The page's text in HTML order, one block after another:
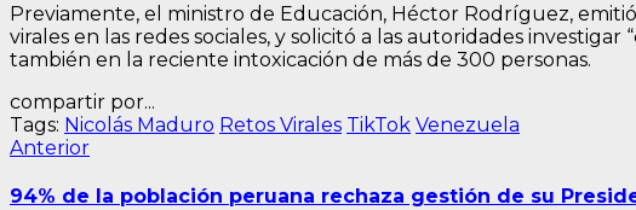
Previamente, el ministro de Educación, Héctor Rodríguez,
virales en las redes sociales, y solicitó a las autoridades
también en la reciente intoxicación de más de 300 personas.
compartir por...
Tags: Nicolás Maduro Retos Virales TikTok Venezuela
Navegación
de
AnteriorEntrada
94% de la población peruana rechaza gestión de su